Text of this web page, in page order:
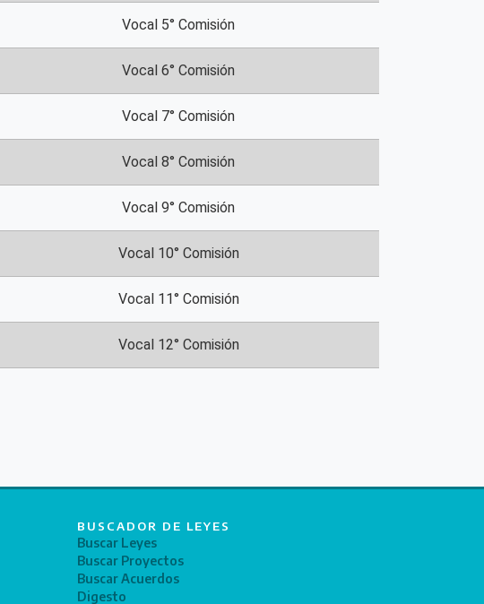
Vocal 5° Comisión
Vocal 6° Comisión
Vocal 7° Comisión
Vocal 8° Comisión
Vocal 9° Comisión
Vocal 10° Comisión
Vocal 11° Comisión
Vocal 12° Comisión
BUSCADOR DE LEYES
Buscar Leyes
Buscar Proyectos
Buscar Acuerdos
Digesto